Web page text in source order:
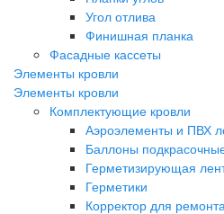
Угол отлива
Финишная планка
Фасадные кассеты
Элементы кровли
Элементы кровли
Комплектующие кровли
Аэроэлементы и ПВХ
Баллоны
Герметизирующая
Герметики
Корректор для